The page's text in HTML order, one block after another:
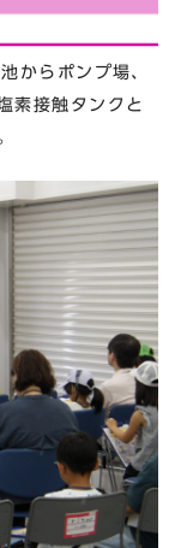
からポンプ場、
素接触タンクと